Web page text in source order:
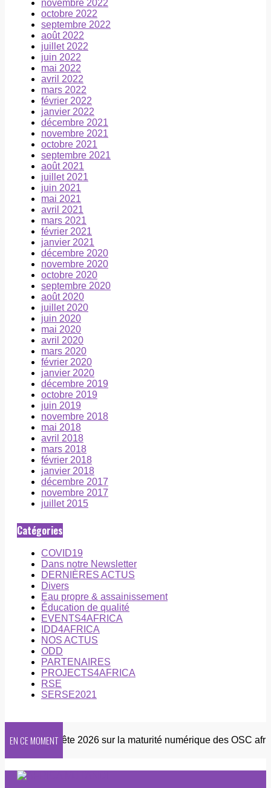
novembre 2022
octobre 2022
septembre 2022
août 2022
juillet 2022
juin 2022
mai 2022
avril 2022
mars 2022
février 2022
janvier 2022
décembre 2021
novembre 2021
octobre 2021
septembre 2021
août 2021
juillet 2021
juin 2021
mai 2021
avril 2021
mars 2021
février 2021
janvier 2021
décembre 2020
novembre 2020
octobre 2020
septembre 2020
août 2020
juillet 2020
juin 2020
mai 2020
avril 2020
mars 2020
février 2020
janvier 2020
décembre 2019
octobre 2019
juin 2019
novembre 2018
mai 2018
avril 2018
mars 2018
février 2018
janvier 2018
décembre 2017
novembre 2017
juillet 2015
Catégories
COVID19
Dans notre Newsletter
DERNIÈRES ACTUS
Divers
Eau propre & assainissement
Éducation de qualité
EVENTS4AFRICA
IDD4AFRICA
NOS ACTUS
ODD
PARTENAIRES
PROJECTS4AFRICA
RSE
SERSE2021
EN CE MOMENT
Enquête 2026 sur la maturité numérique des OSC